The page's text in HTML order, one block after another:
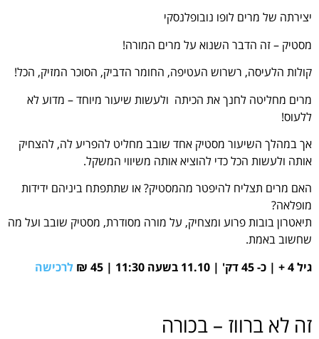
יצירתה של מרים לופו נובופלנסקי
מסטיק – זה הדבר השנוא על מרים המורה!
קולות הלעיסה, רשרוש העטיפה, החומר הדביק, הסוכר המזיק, הכל!
מרים מחליטה לחנך את הכיתה ולעשות שיעור מיוחד – מדוע לא
ללעוס!
אך במהלך השיעור מסטיק אחד שובב מחליט להפריע לה, להצחיק
אותה ולעשות הכל כדי להוציא אותה משיווי המשקל.
האם מרים תצליח להיפטר מהמסטיק? או שתתפתח ביניהם ידידות
מופלאה?
תיאטרון בובות פרוע ומצחיק, על מורה מסודרת, מסטיק שובב ועל מה
שחשוב באמת.
גיל 4 + | כ- 45 דק' | 11.10 בשעה 11:30 | 45 ₪
לרכישה
זה לא ברווז – בכורה